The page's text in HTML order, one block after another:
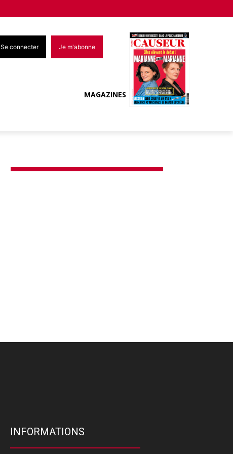
Se connecter Je m'abonne
MAGAZINES
INFORMATIONS